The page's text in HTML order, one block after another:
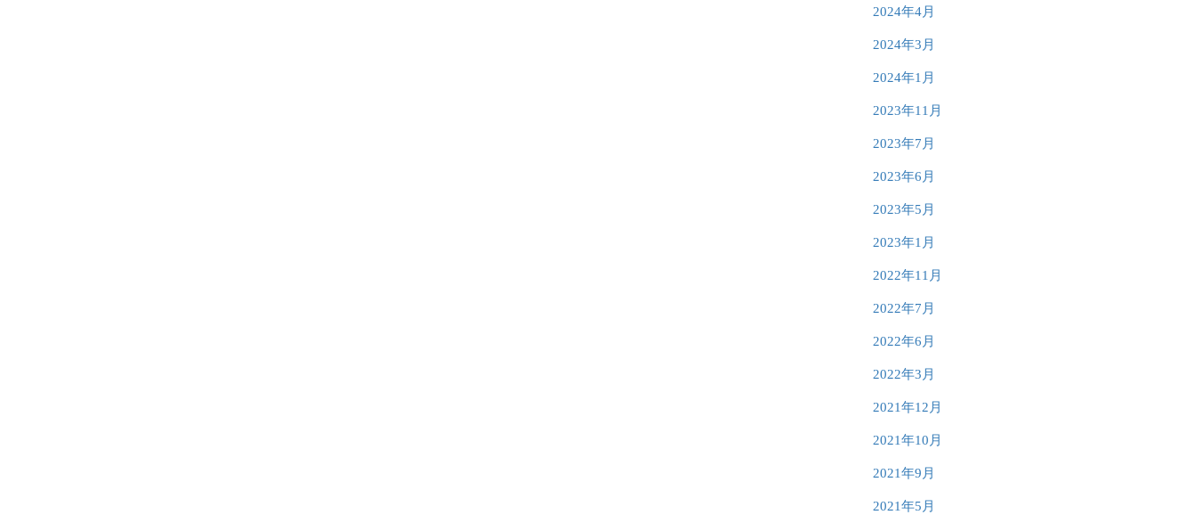
2024年4月
2024年3月
2024年1月
2023年11月
2023年7月
2023年6月
2023年5月
2023年1月
2022年11月
2022年7月
2022年6月
2022年3月
2021年12月
2021年10月
2021年9月
2021年5月